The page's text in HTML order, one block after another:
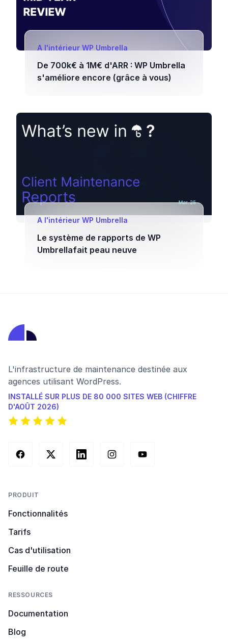
A l'intérieur WP Umbrella
De 700k€ à 1M€ d'ARR : WP Umbrella
s'améliore encore (grâce à vous)
A l'intérieur WP Umbrella
Le système de rapports de WP
Umbrellafait peau neuve
L'infrastructure de maintenance destinée aux
agences utilisant WordPress.
INSTALLÉ SUR PLUS DE 80 000 SITES WEB (CHIFFRE
D'AOÛT 2026)
FacebookX (Twitter)LinkedInInstagramYouTube
PRODUIT
Fonctionnalités
Tarifs
Cas d'utilisation
Feuille de route
RESSOURCES
Documentation
Blog